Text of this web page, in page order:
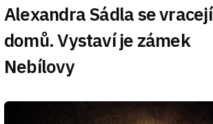
Alexandra Sádla se vracejí
domů. Vystaví je zámek
Nebílovy